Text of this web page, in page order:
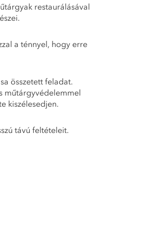
restaurálásával
a ténnyel, hogy erre
összetett feladat.
műtárgyvédelemmel
kiszélesedjen.
távú feltételeit.